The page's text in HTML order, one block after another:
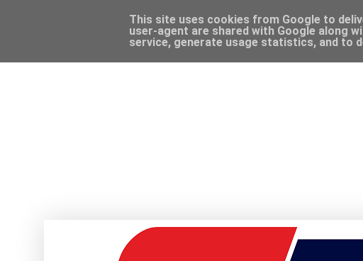
This site uses cookies from Google to
user-agent are shared with Google along
service, generate usage statistics, and to